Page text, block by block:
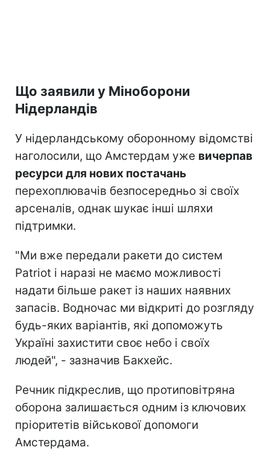
Що заявили у Міноборони
Нідерландів
У нідерландському оборонному відомстві
наголосили, що Амстердам уже вичерпав
ресурси для нових постачань
перехоплювачів безпосередньо зі своїх
арсеналів, однак шукає інші шляхи
підтримки.
"Ми вже передали ракети до систем
Patriot і наразі не маємо можливості
надати більше ракет із наших наявних
запасів. Водночас ми відкриті до розгляду
будь-яких варіантів, які допоможуть
Україні захистити своє небо і своїх
людей", - зазначив Бакхейс.
Речник підкреслив, що протиповітряна
оборона залишається одним із ключових
пріоритетів військової допомоги
Амстердама.